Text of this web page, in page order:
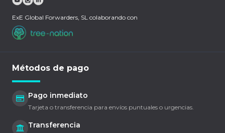
ExE Global Forwarders, SL colaborando con
Métodos de pago
Pago inmediato
Tarjeta o transferencia para envíos puntuales o urgencias.
Transferencia